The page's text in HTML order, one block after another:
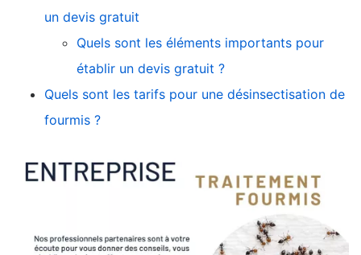
un devis gratuit
Quels sont les éléments importants pour
établir un devis gratuit ?
Quels sont les tarifs pour une désinsectisation de
fourmis ?